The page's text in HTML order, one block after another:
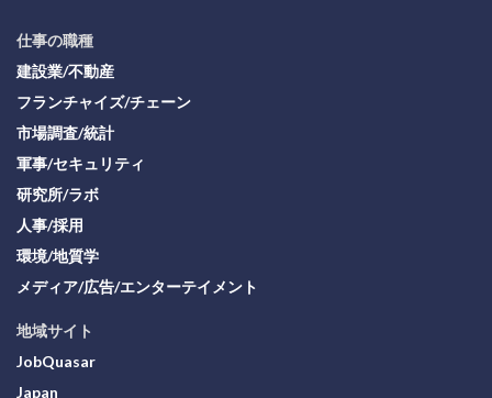
仕事の職種
建設業/不動産
フランチャイズ/チェーン
市場調査/統計
軍事/セキュリティ
研究所/ラボ
人事/採用
環境/地質学
メディア/広告/エンターテイメント
地域サイト
JobQuasar
Japan